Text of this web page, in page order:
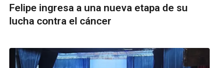
Felipe ingresa a una nueva etapa de su
lucha contra el cáncer